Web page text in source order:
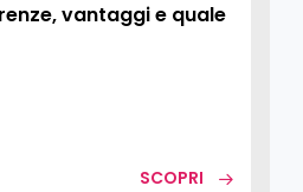
vantaggi e quale
SCOPRI